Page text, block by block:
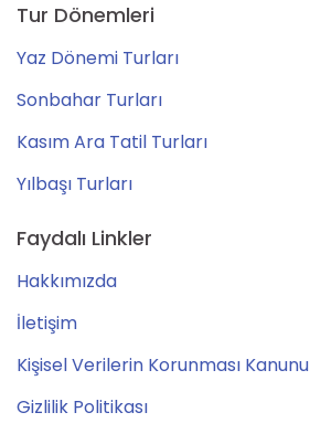
Tur Dönemleri
Yaz Dönemi Turları
Sonbahar Turları
Kasım Ara Tatil Turları
Yılbaşı Turları
Faydalı Linkler
Hakkımızda
İletişim
Kişisel Verilerin Korunması Kanunu
Gizlilik Politikası